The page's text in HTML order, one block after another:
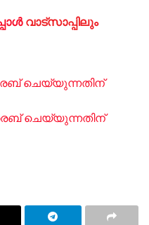
വാട്സാപ്പിലും
ചെയ്യുന്നതിന്
ചെയ്യുന്നതിന്